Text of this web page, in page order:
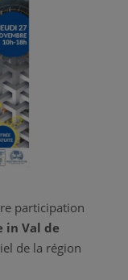
participation
in Val de
de la région